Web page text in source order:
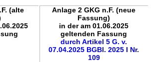
(alte
Anlage 2 GKG n.F. (neue
Fassung)
in der am 01.06.2025
geltenden Fassung
durch Artikel 5 G. v.
07.04.2025 BGBl. 2025 I Nr.
109